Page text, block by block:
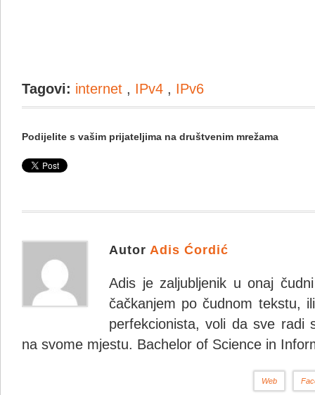
Tagovi: internet , IPv4 , IPv6
Podijelite s vašim prijateljima na društvenim mrežama
Autor Adis Ćordić
Adis je zaljubljenik u onaj
čačkanjem po čudnom tekstu,
perfekcionista, voli da sve radi
na svome mjestu. Bachelor of Science in
Web